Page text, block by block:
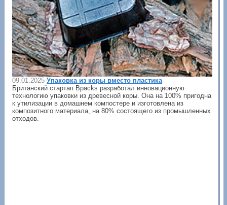
09.01.2025 Упаковка из коры вместо пластика
Британский стартап Bpacks разработал инновационную
технологию упаковки из древесной коры. Она на 100% пригодна
к утилизации в домашнем компостере и изготовлена из
композитного материала, на 80% состоящего из промышленных
отходов.